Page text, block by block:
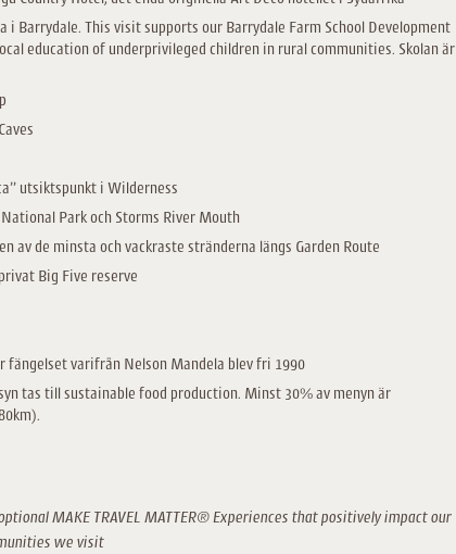
i Barrydale. This visit supports our Barrydale Farm School Development
education of underprivileged children in rural communities. Skolan är
utsiktspunkt i Wilderness
Park och Storms River Mouth
av de minsta och vackraste stränderna längs Garden Route
Big Five reserve
fängelset varifrån Nelson Mandela blev fri 1990
tas till sustainable food production. Minst 30% av menyn är
MAKE TRAVEL MATTER® Experiences that positively impact our
we visit